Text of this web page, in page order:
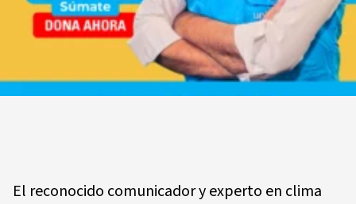
El reconocido comunicador y experto en clima